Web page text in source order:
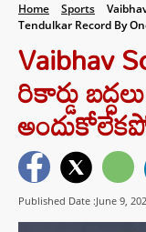
Home Sports
Tendulkar Record By
Vaibhav
రికార్డు
Published Date :June 9,